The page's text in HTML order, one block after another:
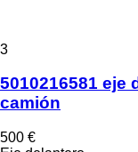
3
5010216581 eje
camión
500 €